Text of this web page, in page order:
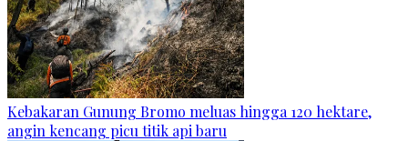
Kebakaran Gunung Bromo meluas hingga 120 hektare,
angin kencang picu titik api baru